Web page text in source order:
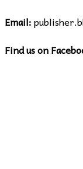
Email:
Find us on